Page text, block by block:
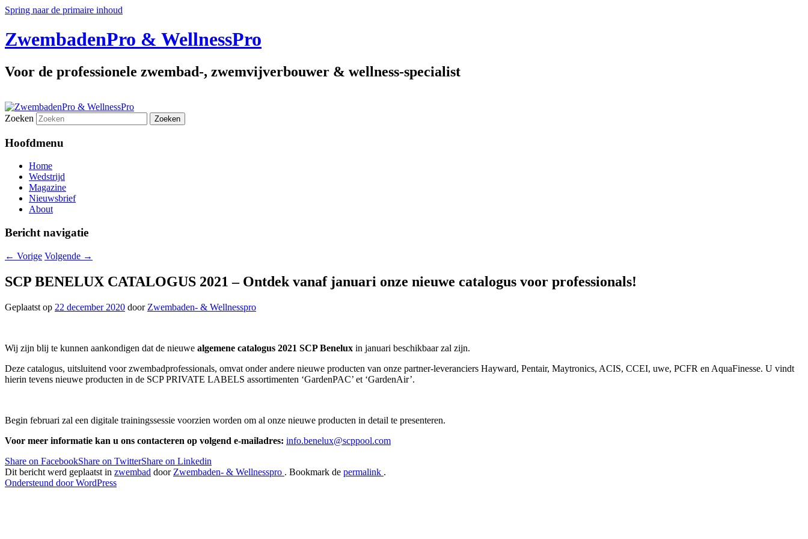
Spring naar de primaire inhoud
ZwembadenPro & WellnessPro
Voor de professionele zwembad-, zwemvijverbouwer & wellness-specialist
Zoeken
Hoofdmenu
Home
Wedstrijd
Magazine
Nieuwsbrief
About
Bericht navigatie
← Vorige Volgende →
SCP BENELUX CATALOGUS 2021 – Ontdek vanaf januari onze nieuwe catalogus voor professionals!
Geplaatst op 22 december 2020 door Zwembaden- & Wellnesspro
Wij zijn blij te kunnen aankondigen dat de nieuwe algemene catalogus 2021 SCP Benelux in januari beschikbaar zal zijn.
Deze catalogus, uitsluitend voor zwembadprofessionals, omvat onder andere nieuwe producten van onze partner-leveranciers Hayward, Pentair, Maytronics, ACIS, CCEI, uwe, PCFR en AquaFinesse. U vindt
hierin tevens nieuwe producten in de SCP PRIVATE LABELS assortimenten ‘GardenPAC’ et ‘GardenAir’.
Begin februari zal een digitale trainingssessie voorzien worden om al onze nieuwe producten in detail te presenteren.
Voor meer informatie kan u ons contacteren op volgend e-mailadres: info.benelux@scppool.com
Share on FacebookShare on TwitterShare on Linkedin
Dit bericht werd geplaatst in zwembad door Zwembaden- & Wellnesspro . Bookmark de permalink .
Ondersteund door WordPress